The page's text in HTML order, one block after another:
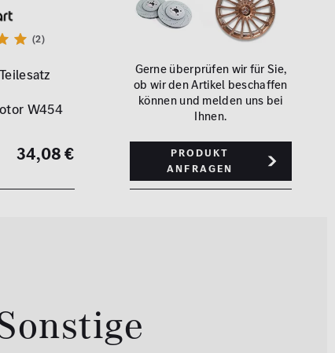
(2)
W454
34,08 €
Gerne überprüfen wir für Sie,
ob wir den Artikel beschaffen
können und melden uns bei
Ihnen.
Produkt
anfragen